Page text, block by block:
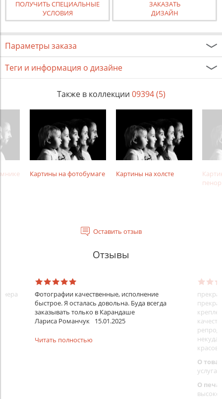
ПОЛУЧИТЬ СПЕЦИАЛЬНЫЕ
УСЛОВИЯ
ЗАКАЗАТЬ
ДИЗАЙН
Параметры заказа
Теги и информация о дизайне
Также в коллекции 09394 (5)
Картины на фотобумаге Картины на холсте
Оставить отзыв
Отзывы
Фотографии качественные, исполнение
быстрое. Я осталась довольна. Буда всегда
заказывать только в Карандаше
Лариса Романчук
15.01.2025
Читать полностью
О
услуга
О